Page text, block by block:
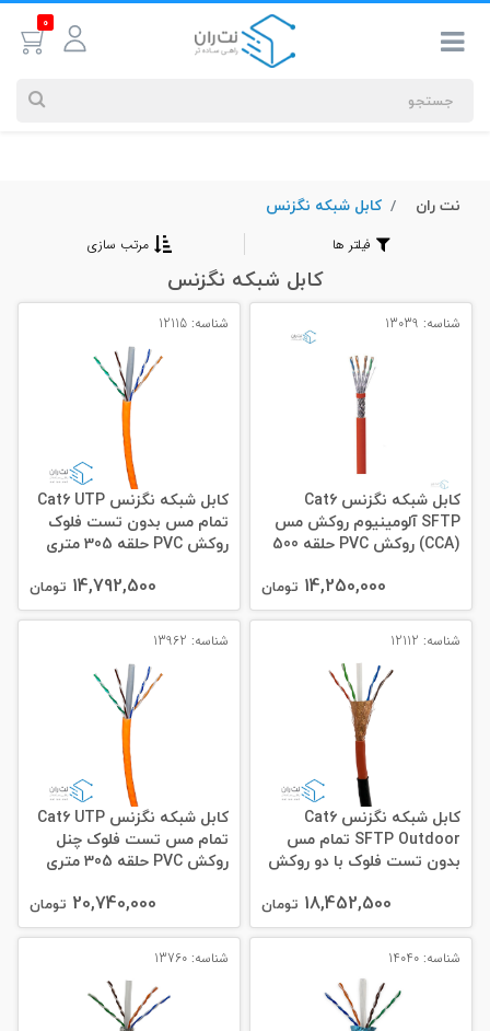
0
جستجوهای
بیشترین
#کابل شبکه نگزنس
نت ران کابل شبکه نگزنس
فیلتر ها مرتب سازی
کابل شبکه نگزنس
شناسه: 13039
کابل شبکه نگزنس Cat6
SFTP آلومینیوم روکش مس
(CCA) روکش PVC حلقه 500
14,250,000 تومان
شناسه: 12115
کابل شبکه نگزنس Cat6 UTP
تمام مس بدون تست فلوک
روکش PVC حلقه 305 متری
14,792,500 تومان
شناسه: 12112
کابل شبکه نگزنس Cat6
SFTP Outdoor تمام مس
بدون تست فلوک با دو روکش
18,452,500 تومان
شناسه: 13962
کابل شبکه نگزنس Cat6 UTP
تمام مس تست فلوک چنل
روکش PVC‌ حلقه 305 متری
20,740,000 تومان
شناسه: 14040 شناسه: 13760